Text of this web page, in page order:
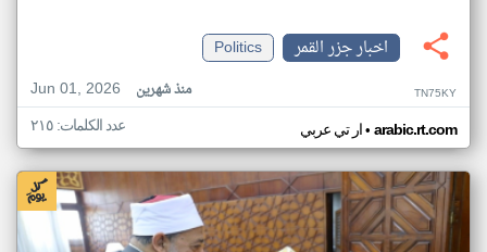
اخبار جزر القمر
Politics
Jun 01, 2026
منذ شهرين TN75KY
ار تي عربي• arabic.rt.com عدد الكلمات: ٢١٥